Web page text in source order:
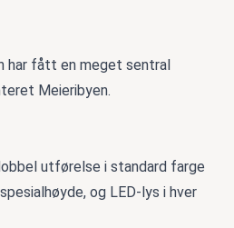
har fått en meget sentral
Meieribyen.
utførelse i standard farge
og LED-lys i hver